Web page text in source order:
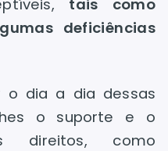
tais como
deficiências
o dia a dia dessas
o suporte e o
direitos, como